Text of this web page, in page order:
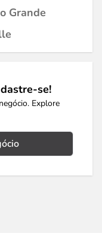
Grande
se!
Explore